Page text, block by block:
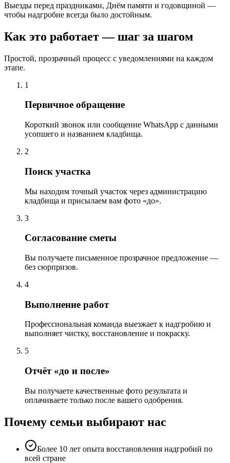
Выезды перед праздниками, Днём памяти и годовщиной —
чтобы надгробие всегда было достойным.
Как это работает — шаг за шагом
Простой, прозрачный процесс с уведомлениями на каждом
этапе.
1
Первичное обращение
Короткий звонок или сообщение WhatsApp с данными
усопшего и названием кладбища.
2
Поиск участка
Мы находим точный участок через администрацию
кладбища и присылаем вам фото «до».
3
Согласование сметы
Вы получаете письменное прозрачное предложение —
без сюрпризов.
4
Выполнение работ
Профессиональная команда выезжает к надгробию и
выполняет чистку, восстановление и покраску.
5
Отчёт «до и после»
Вы получаете качественные фото результата и
оплачиваете только после вашего одобрения.
Почему семьи выбирают нас
Более 10 лет опыта восстановления надгробий по
всей стране